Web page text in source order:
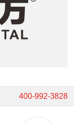
400-992-3828